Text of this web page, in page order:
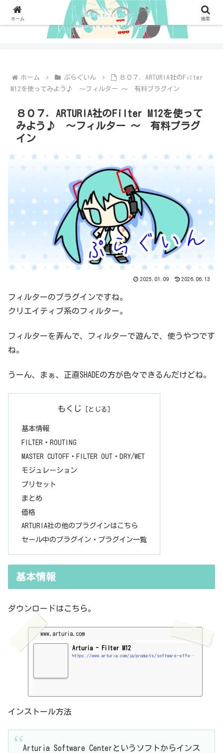
ホーム ぷらぐいん
８０７．ARTURIA社のFilter
M12を使ってみよう♪ ～フィルター ～ 有料プラグイン
８０７．ARTURIA社のFilter M12を使って
みよう♪ ～フィルター ～ 有料プラグ
イン
2025.01.09 2026.06.13
フィルターのプラグインですね。
クリエイティブ系のフィルター。
フィルターを弄んで、フィルターで遊んで、使うやつです
ね。
うーん、まぁ、正直SHADEの方が色々できるんだけどね。
もくじ
基本情報
FILTER・ROUTING
MASTER CUTOFF・FILTER OUT・DRY/WET
モジュレーション
プリセット
まとめ
価格
ARTURIA社の他のプラグインはこちら
セール中のプラグイン・プラグイン一覧
基本情報
ダウンロードはこちら。
www.arturia.com
Arturia - Filter M12
https://www.arturia.com/ja/products/software-effects/m12-filter/overview
インストール方法
Arturia Software Centerというソフトからインス
ホーム 検索